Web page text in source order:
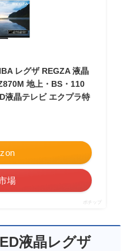
レグザ REGZA 液晶
地上・BS・110
液晶テレビ エクプラ特
場
ポチップ
液晶レグザ